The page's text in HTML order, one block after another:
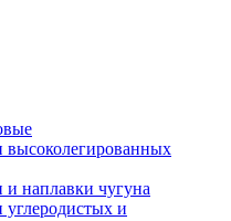
высоколегированных
и наплавки чугуна
углеродистых и